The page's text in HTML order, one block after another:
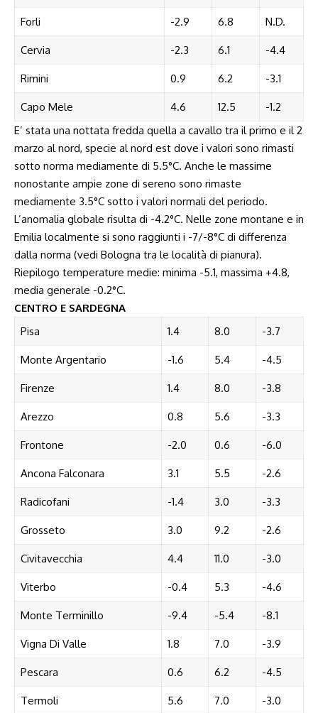
Forli -2.9 6.8 N.D.
Cervia -2.3 6.1 -4.4
Rimini 0.9 6.2 -3.1
Capo Mele 4.6 12.5
-1.2
E’ stata una nottata fredda quella a cavallo tra il primo e il 2
marzo al nord, specie al nord est dove i valori sono rimasti
sotto norma mediamente di 5.5°C. Anche le massime
nonostante ampie zone di sereno sono rimaste
mediamente 3.5°C sotto i valori normali del periodo.
L’anomalia globale risulta di -4.2°C. Nelle zone montane e in
Emilia localmente si sono raggiunti i -7/-8°C di differenza
dalla norma (vedi Bologna tra le località di pianura).
Riepilogo temperature medie: minima -5.1, massima +4.8,
media generale -0.2°C.
CENTRO E SARDEGNA
Pisa
1.4 8.0 -3.7
Monte Argentario -1.6 5.4 -4.5
Firenze 1.4 8.0 -3.8
Arezzo 0.8 5.6 -3.3
Frontone -2.0 0.6 -6.0
Ancona Falconara 3.1 5.5 -2.6
Radicofani -1.4 3.0 -3.3
Grosseto 3.0 9.2 -2.6
Civitavecchia 4.4 11.0 -3.0
Viterbo -0.4 5.3 -4.6
Monte Terminillo -9.4 -5.4 -8.1
Vigna Di Valle 1.8 7.0 -3.9
Pescara 0.6 6.2 -4.5
Termoli 5.6 7.0 -3.0